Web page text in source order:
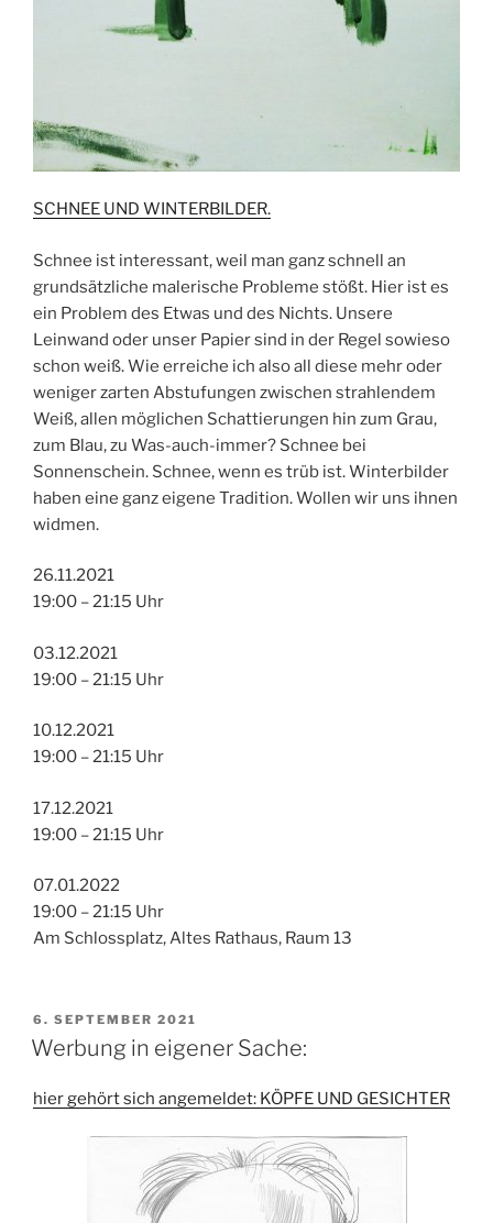
SCHNEE UND WINTERBILDER.
Schnee ist interessant, weil man ganz schnell an
grundsätzliche malerische Probleme stößt. Hier ist es
ein Problem des Etwas und des Nichts. Unsere
Leinwand oder unser Papier sind in der Regel sowieso
schon weiß. Wie erreiche ich also all diese mehr oder
weniger zarten Abstufungen zwischen strahlendem
Weiß, allen möglichen Schattierungen hin zum Grau,
zum Blau, zu Was-auch-immer? Schnee bei
Sonnenschein. Schnee, wenn es trüb ist. Winterbilder
haben eine ganz eigene Tradition. Wollen wir uns ihnen
widmen.
26.11.2021
19:00 – 21:15 Uhr
03.12.2021
19:00 – 21:15 Uhr
10.12.2021
19:00 – 21:15 Uhr
17.12.2021
19:00 – 21:15 Uhr
07.01.2022
19:00 – 21:15 Uhr
Am Schlossplatz, Altes Rathaus, Raum 13
VERÖFFENTLICHT
AM
6. SEPTEMBER 2021
Werbung in eigener Sache:
hier gehört sich angemeldet: KÖPFE UND GESICHTER